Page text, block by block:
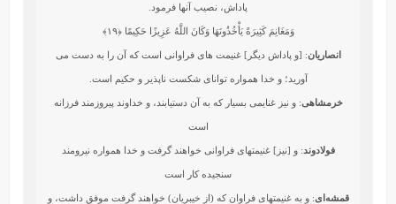
پاداش، نصيب آنها فرمود.
وَمَغَانِمَ كَثِيرَةً يَأْخُذُونَهَا وَكَانَ اللَّهُ عَزِيزًا حَكِيمًا﴿۱۹﴾
انصاریان: [و پاداش دیگر] غنیمت های فراوانی است که آن را به دست می
آورید؛ و خدا همواره توانای شکست ناپذیر و حکیم است.
خرمشاهی: و نيز غنايمى بسيار كه به آن دست‏يابند، و خداوند پيروزمند فرزانه
است‏
فولادوند: و [نيز] غنيمتهاى فراوانى خواهند گرفت و خدا همواره نيرومند
سنجيده‏ كار است
قمشه‌ای: و به غنیمتهای فراوان که (از خیبریان) خواهند گرفت موفق داشت، و